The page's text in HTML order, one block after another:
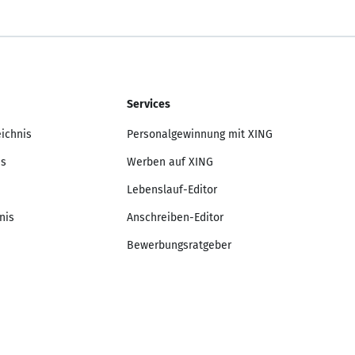
Services
Personalgewinnung mit XING
Werben auf XING
Lebenslauf-Editor
Anschreiben-Editor
Bewerbungsratgeber